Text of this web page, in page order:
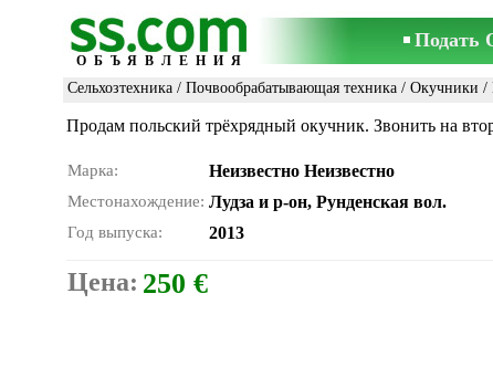
ОБЪЯВЛЕНИЯ
Подать
Сельхозтехника / Почвообрабатывающая техника / Окучники /
Продам польский трёхрядный окучник. Звонить на
Марка: Неизвестно Неизвестно
Местонахождение: Лудза и р-он, Рунденская вол.
Год выпуска: 2013
Цена: 250 €